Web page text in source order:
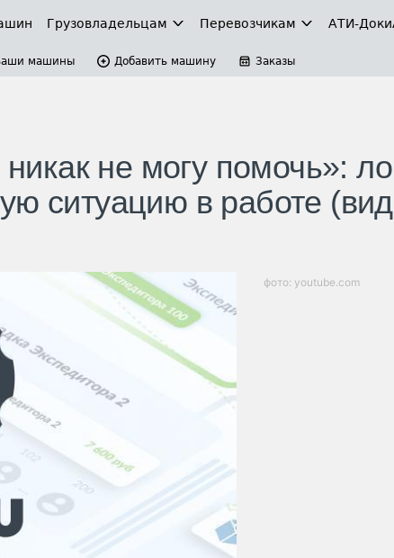
Грузовладельцам Перевозчикам АТИ-Доки
машины Добавить машину Заказы
не могу помочь»:
ситуацию в работе
фото: youtube.com